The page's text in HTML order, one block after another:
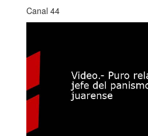
Canal 44